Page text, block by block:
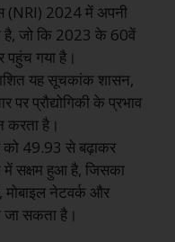
(NRI) 2024 में अपनी
है, जो कि 2023 के 60वें
गया है।
यह सूचकांक शासन,
पर प्रौद्योगिकी के प्रभाव
करता है।
49.93 से बढ़ाकर
सक्षम हुआ है, जिसका
नेटवर्क और
जा सकता है।